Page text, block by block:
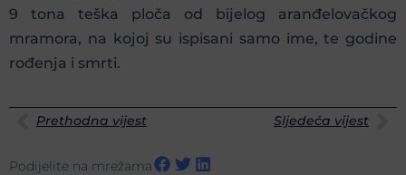
9 tona teška ploča od bijelog aranđelovačkog
mramora, na kojoj su ispisani samo ime, te godine
rođenja i smrti.
Prethodna vijest Sljedeća vijest
Podijelite na mrežama